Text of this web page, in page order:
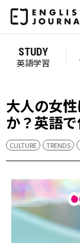
STUDY
英語学習
大人の女
か？英語で
CULTURE TRENDS